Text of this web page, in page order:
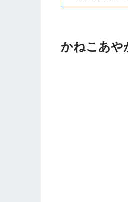
かねこあや